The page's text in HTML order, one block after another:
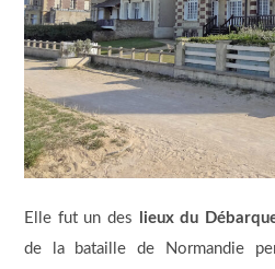
Elle fut un des lieux du
de la bataille de Normandie